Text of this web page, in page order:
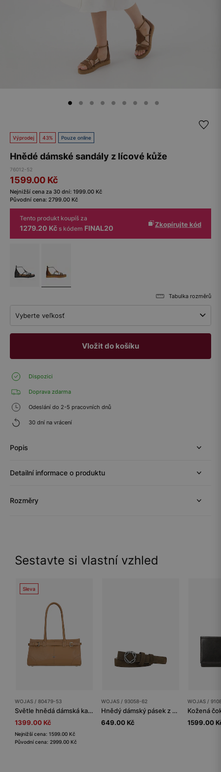
Výprodej 43% Pouze online
Hnědé dámské sandály z lícové kůže
76012-52
1599.00 Kč
Nejnižší cena za 30 dní: 1999.00 Kč
Původní cena: 2799.00 Kč
Tento produkt koupíš za
1279.20 Kč s kódem FINAL20 Zkopírujte kód
Tabulka rozměrů
Vyberte veľkosť
Vložit do košíku
Dispozici
Doprava zdarma
Odeslání do 2-5 pracovních dnů
30 dní na vrácení
Popis
Detailní informace o produktu
Rozměry
Sestavte si vlastní vzhled
Sleva
WOJAS / 80479-53
Světle hnědá dámská kabelka z pravé kůže
1399.00 Kč
Nejnižší cena: 1599.00 Kč
Původní cena: 2999.00 Kč
WOJAS / 93058-62
Hnědý dámský pásek z velurové štípané kůže
649.00 Kč
WOJAS /
1599.00